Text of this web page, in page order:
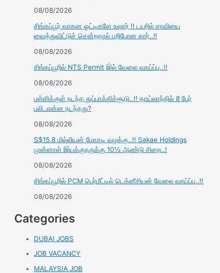
08/08/2026
சிங்கப்பூர் வாகன ஓட்டிகளே உஷார் !! டயரில் சாவியை
வைத்துவிட்டுச் சென்றதால் பறிபோன கார்..!!
08/08/2026
சிங்கப்பூரில் NTS Permit இல் வேலை வாய்ப்பு..!!
08/08/2026
பள்ளிக்குள் நடந்த துப்பாக்கிச்சூடு..!! தாய்லாந்தில் 8 பேர்
பலி..என்ன நடந்தது?
08/08/2026
S$15.8 மில்லியன் மோசடி வழக்கு..!! Sakae Holdings
முன்னாள் இயக்குநருக்கு 10½ ஆண்டு சிறை..!
08/08/2026
சிங்கப்பூரில் PCM பெர்மீட்டில் டெக்னீசியன் வேலை வாய்ப்பு..!!
08/08/2026
Categories
DUBAI JOBS
JOB VACANCY
MALAYSIA JOB